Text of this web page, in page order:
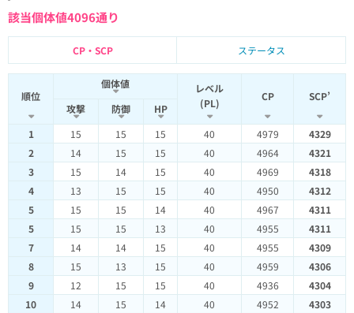
該当個体値4096通り
CP・SCP ステータス
順位
個体値
レベル
(PL)
CP
SCP’
攻撃
防御
HP
1
15 15 15 40 4979
4329
2
14 15 15 40 4964
4321
3
15 14 15 40 4969
4318
4
13 15 15 40 4950
4312
5
15 15 14 40 4967
4311
5
15 15 13 40 4955
4311
7
14 14 15 40 4955
4309
8
15 13 15 40 4959
4306
9
12 15 15 40 4936
4304
10
14 15 14 40 4952
4303